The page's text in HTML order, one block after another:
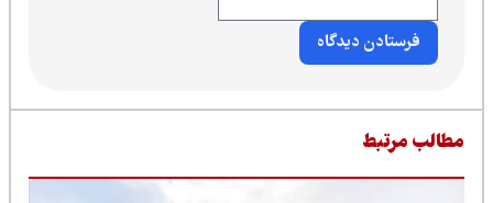
مرتبط